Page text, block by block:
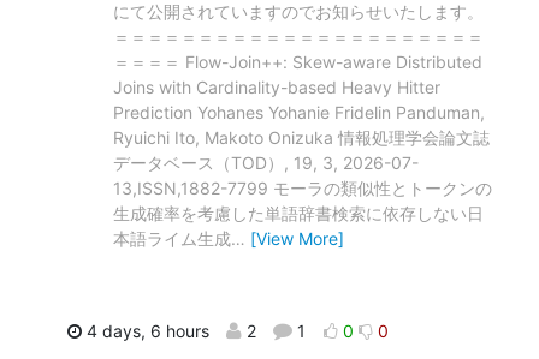
にて公開されていますのでお知らせいたします。
＝＝＝＝＝＝＝＝＝＝＝＝＝＝＝＝＝＝＝＝＝＝
＝＝＝＝ Flow-Join++: Skew-aware Distributed
Joins with Cardinality-based Heavy Hitter
Prediction Yohanes Yohanie Fridelin Panduman,
Ryuichi Ito, Makoto Onizuka 情報処理学会論文誌
データベース（TOD）, 19, 3, 2026-07-
13,ISSN,1882-7799 モーラの類似性とトークンの
生成確率を考慮した単語辞書検索に依存しない日
本語ライム生成… [View More]
4 days, 6 hours 2 1 0 0